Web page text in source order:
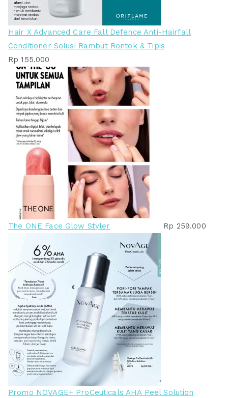
Hair X Advanced Care Fall Defence Anti-Hairfall
Conditioner Solusi Rambut Rontok & Tipis
Rp 155.000
The ONE Face Glow Styler Rp 259.000
Promo NOVAGE+ ProCeuticals AHA Peel Solution